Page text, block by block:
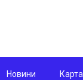
Новини Карта